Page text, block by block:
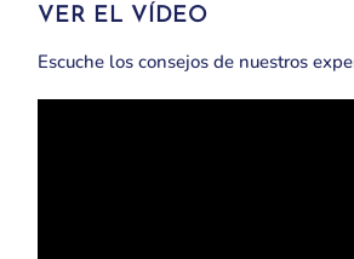
VER EL VÍDEO
Escuche los consejos de nuestros